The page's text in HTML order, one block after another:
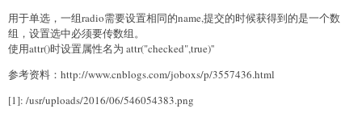
用于单选，一组radio需要设置相同的name,提交的时候获得到的是一个数
组，设置选中必须要传数组。
使用attr()时设置属性名为 attr("checked",true)''
参考资料：http://www.cnblogs.com/joboxs/p/3557436.html
[1]: /usr/uploads/2016/06/546054383.png